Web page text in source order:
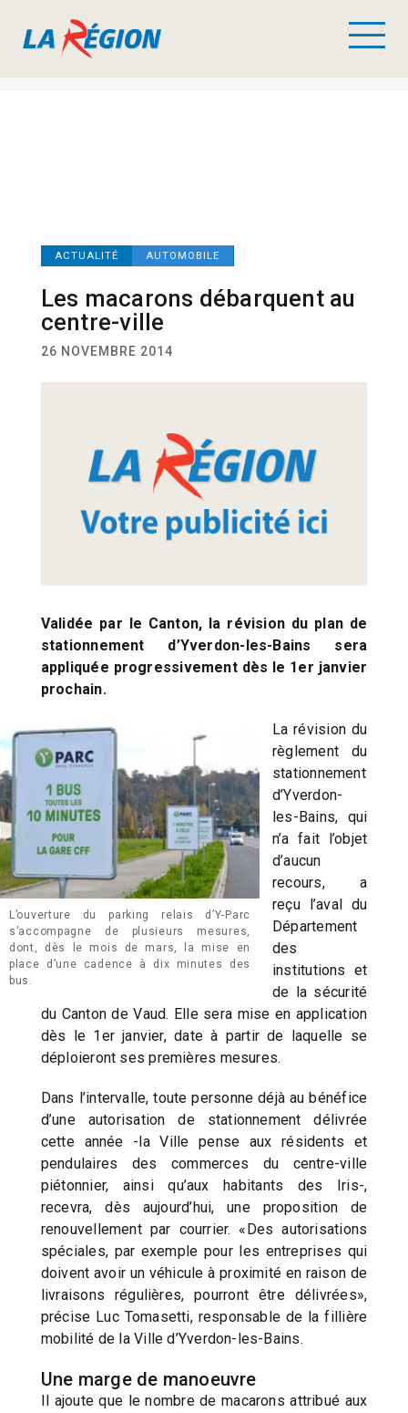
ACTUALITÉ AUTOMOBILE
Les macarons débarquent au
centre-ville
26 NOVEMBRE 2014
Validée par le Canton, la révision du plan de
stationnement d’Yverdon-les-Bains sera
appliquée progressivement dès le 1er janvier
prochain.
L’ouverture du parking relais d’Y-Parc
s’accompagne de plusieurs mesures,
dont, dès le mois de mars, la mise en
place d’une cadence à dix minutes des
bus.
La révision du
règlement du
stationnement
d’Yverdon-
les-Bains, qui
n’a fait l’objet
d’aucun
recours, a
reçu l’aval du
Département
des
institutions et
de la sécurité
du Canton de Vaud. Elle sera mise en application
dès le 1er janvier, date à partir de laquelle se
déploieront ses premières mesures.
Dans l’intervalle, toute personne déjà au bénéfice
d’une autorisation de stationnement délivrée
cette année -la Ville pense aux résidents et
pendulaires des commerces du centre-ville
piétonnier, ainsi qu’aux habitants des Iris-,
recevra, dès aujourd’hui, une proposition de
renouvellement par courrier. «Des autorisations
spéciales, par exemple pour les entreprises qui
doivent avoir un véhicule à proximité en raison de
livraisons régulières, pourront être délivrées»,
précise Luc Tomasetti, responsable de la fillière
mobilité de la Ville d’Yverdon-les-Bains.
Une marge de manoeuvre
Il ajoute que le nombre de macarons attribué aux